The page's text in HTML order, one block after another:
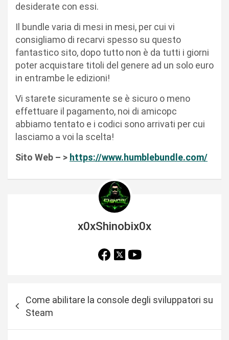
desiderate con essi.
Il bundle varia di mesi in mesi, per cui vi
consigliamo di recarvi spesso su questo
fantastico sito, dopo tutto non è da tutti i giorni
poter acquistare titoli del genere ad un solo euro
in entrambe le edizioni!
Vi starete sicuramente se è sicuro o meno
effettuare il pagamento, noi di amicopc
abbiamo tentato e i codici sono arrivati per cui
lasciamo a voi la scelta!
Sito Web – > https://www.humblebundle.com/
x0xShinobix0x
Come abilitare la console degli sviluppatori su
Steam